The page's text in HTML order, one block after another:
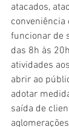
atacados,
conveniência
funcionar de
das 8h às
atividades
abrir ao
adotar
saída de